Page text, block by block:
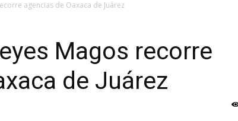
agencias de Oaxaca de Juárez
Magos recorre
de Juárez